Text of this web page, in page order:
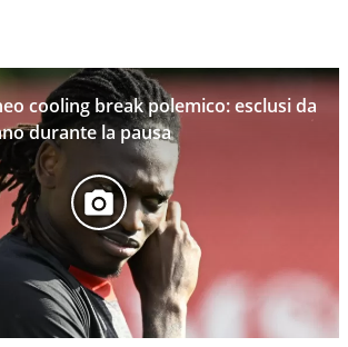
cooling break polemico: esclusi da
durante la pausa